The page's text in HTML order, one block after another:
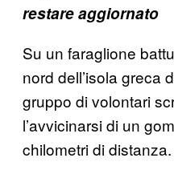
restare aggiornato
Su un faraglione
nord dell’isola greca
gruppo di volontari
l’avvicinarsi di un
chilometri di distanza.